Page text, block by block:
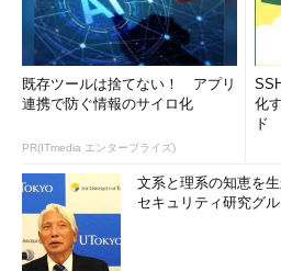
既存ツールは捨てない！ アプリ
連携で防ぐ情報のサイロ化
PR(ITmedia エンタープライズ)
化
ド
文系と理系の知恵を
セキュリティ研究グ